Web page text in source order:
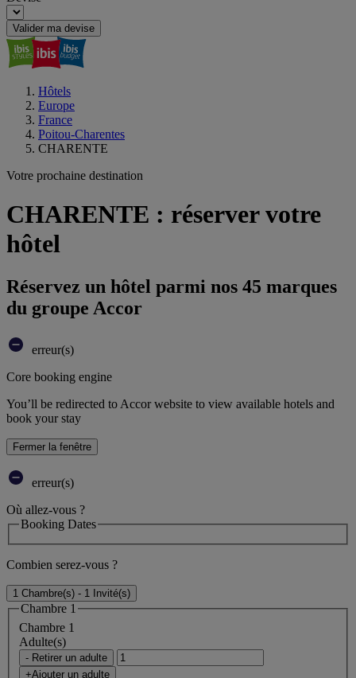
Valider ma devise
Hôtels
Europe
France
Poitou-Charentes
CHARENTE
Votre prochaine destination
CHARENTE : réserver votre
hôtel
Réservez un hôtel parmi nos 45 marques
du groupe Accor
erreur(s)
Core booking engine
You’ll be redirected to Accor website to view available hotels and
book your stay
Fermer la fenêtre
erreur(s)
Où allez-vous ?
Booking Dates
Combien serez-vous ?
1 Chambre(s) - 1 Invité(s)
Chambre 1
Chambre 1
Adulte(s)
- Retirer un adulte
+Ajouter un adulte